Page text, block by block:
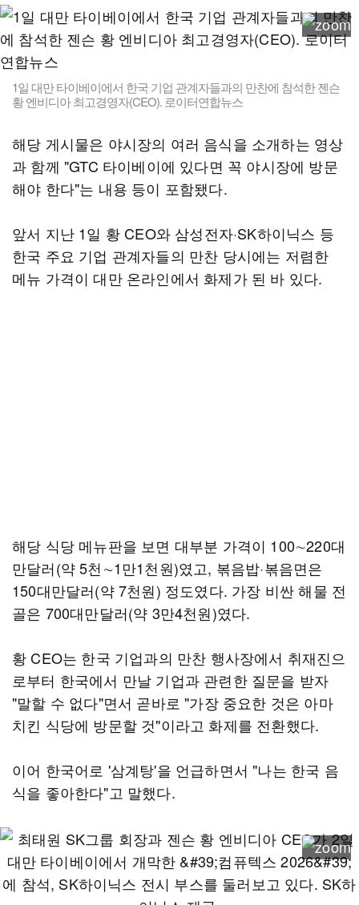
1일 대만 타이베이에서 한국 기업 관계자들과의 만찬에 참석한 젠슨
황 엔비디아 최고경영자(CEO). 로이터연합뉴스
해당 게시물은 야시장의 여러 음식을 소개하는 영상
과 함께 "GTC 타이베이에 있다면 꼭 야시장에 방문
해야 한다"는 내용 등이 포함됐다.
앞서 지난 1일 황 CEO와 삼성전자·SK하이닉스 등
한국 주요 기업 관계자들의 만찬 당시에는 저렴한
메뉴 가격이 대만 온라인에서 화제가 된 바 있다.
해당 식당 메뉴판을 보면 대부분 가격이 100∼220대
만달러(약 5천∼1만1천원)였고, 볶음밥·볶음면은
150대만달러(약 7천원) 정도였다. 가장 비싼 해물 전
골은 700대만달러(약 3만4천원)였다.
황 CEO는 한국 기업과의 만찬 행사장에서 취재진으
로부터 한국에서 만날 기업과 관련한 질문을 받자
"말할 수 없다"면서 곧바로 "가장 중요한 것은 아마
치킨 식당에 방문할 것"이라고 화제를 전환했다.
이어 한국어로 '삼계탕'을 언급하면서 "나는 한국 음
식을 좋아한다"고 말했다.